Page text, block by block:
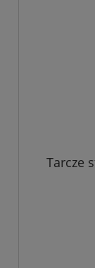
Tarcze